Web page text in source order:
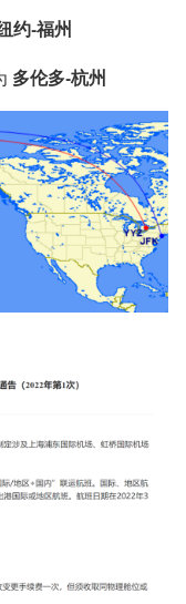
约-福州
多伦多-杭州